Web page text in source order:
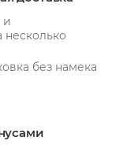
и
несколько
без намека